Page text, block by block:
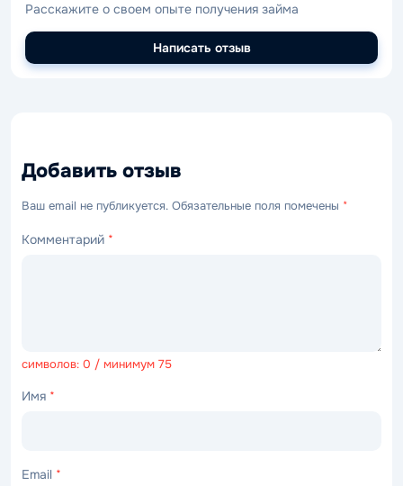
Расскажите о своем опыте получения займа
Написать отзыв
Добавить отзыв
Ваш email не публикуется. Обязательные поля помечены *
Комментарий *
символов: 0 / минимум 75
Имя *
Email *